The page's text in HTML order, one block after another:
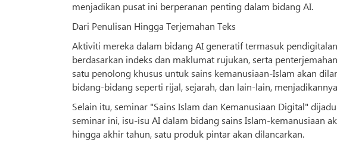
menjadikan pusat ini berperanan penting dalam bidang AI.
Dari Penulisan Hingga Terjemahan Teks
Aktiviti mereka dalam bidang AI generatif termasuk
berdasarkan indeks dan maklumat rujukan, serta
satu penolong khusus untuk sains kemanusiaan-Islam akan
bidang-bidang seperti rijal, sejarah, dan lain-lain,
Selain itu, seminar "Sains Islam dan Kemanusiaan Digital"
seminar ini, isu-isu AI dalam bidang sains Islam-kemanusiaan
hingga akhir tahun, satu produk pintar akan dilancarkan.